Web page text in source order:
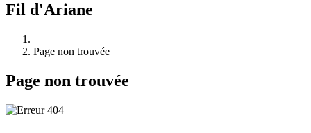
Fil d'Ariane
Page non trouvée
Page non trouvée